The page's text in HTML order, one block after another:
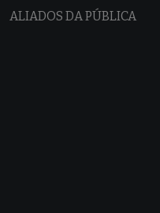
ALIADOS DA PÚBLICA